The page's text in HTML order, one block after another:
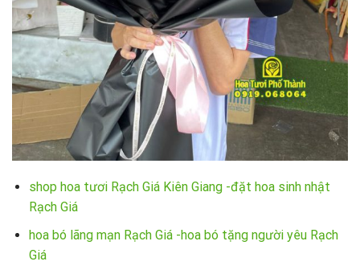
shop hoa tươi Rạch Giá Kiên Giang -đặt hoa sinh nhật
Rạch Giá
hoa bó lãng mạn Rạch Giá -hoa bó tặng người yêu Rạch
Giá